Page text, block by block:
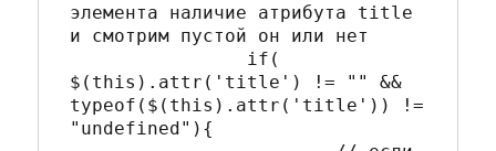
элемента наличие атрибута title
и смотрим пустой он или нет
$(this).attr('title') != "" &&
typeof($(this).attr('title')) !=
"undefined"){